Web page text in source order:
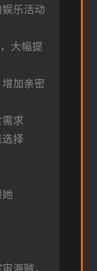
乐活动
大幅提
加亲密
求
择